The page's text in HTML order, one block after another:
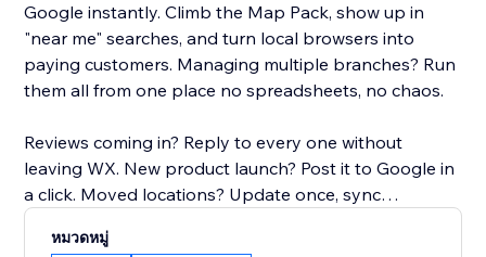
Google instantly. Climb the Map Pack, show up in
"near me" searches, and turn local browsers into
paying customers. Managing multiple branches? Run
them all from one place no spreadsheets, no chaos.
Reviews coming in? Reply to every one without
leaving WX. New product launch? Post it to Google in
a click. Moved locations? Update once, sync
หมวดหมู่